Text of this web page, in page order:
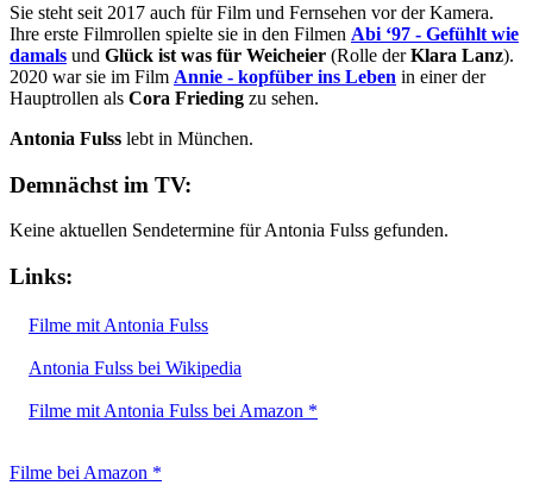
Sie steht seit 2017 auch für Film und Fernsehen vor der Kamera.
Ihre erste Filmrollen spielte sie in den Filmen Abi ‘97 - Gefühlt wie
damals und Glück ist was für Weicheier (Rolle derKlara Lanz).
2020 war sie im Film Annie - kopfüber ins Leben in einer der
Hauptrollen als Cora Frieding zu sehen.
Antonia Fulss lebt in München.
Demnächst im TV:
Keine aktuellen Sendetermine für Antonia Fulss gefunden.
Links:
Filme mit Antonia Fulss
Antonia Fulss bei Wikipedia
Filme mit Antonia Fulss bei Amazon *
Filme bei Amazon *